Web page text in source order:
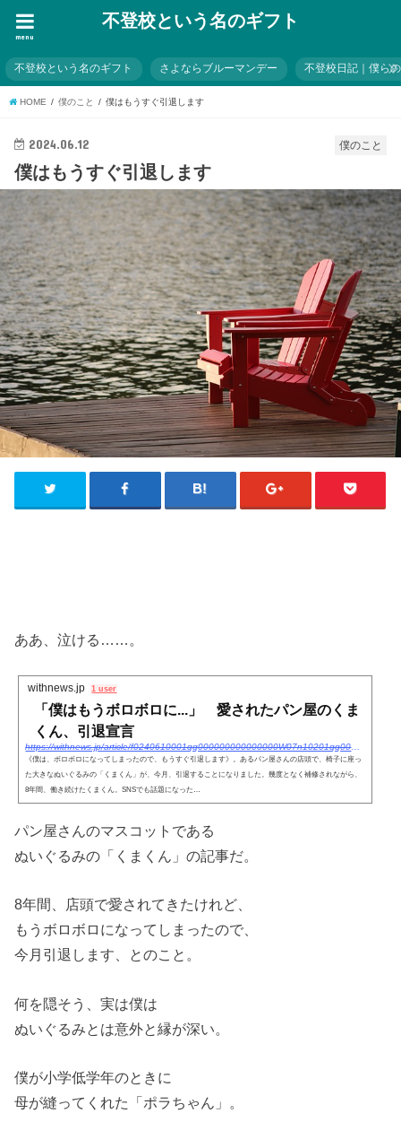
不登校という名のギフト
menu
不登校という名のギフト さよならブルーマンデー 不登校日記｜僕ら
HOME 僕のこと 僕はもうすぐ引退します
僕のこと
2024.06.12
僕はもうすぐ引退します
ああ、泣ける……。
withnews.jp 1 user
「僕はもうボロボロに...」 愛されたパン屋のくま
くん、引退宣言
https://withnews.jp/article/f0240610001qq000000000000000W07n10201qq000026979A
《僕は、ボロボロになってしまったので、もうすぐ引退します》。あるパン屋さんの店頭で、椅子に座っ
た大きなぬいぐるみの「くまくん」が、今月、引退することになりました。幾度となく補修されながら、
8年間、働き続けたくまくん。SNSでも話題になった…
パン屋さんのマスコットである
ぬいぐるみの「くまくん」の記事だ。
8年間、店頭で愛されてきたけれど、
もうボロボロになってしまったので、
今月引退します、とのこと。
何を隠そう、実は僕は
ぬいぐるみとは意外と縁が深い。
僕が小学低学年のときに
母が縫ってくれた「ポラちゃん」。